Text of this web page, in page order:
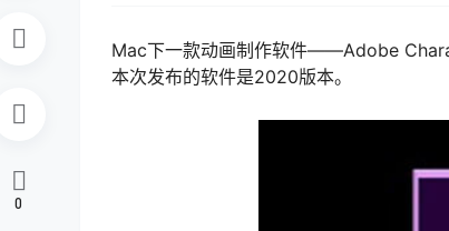
Mac下一款动画制作软件——Adobe
本次发布的软件是2020版本。
0